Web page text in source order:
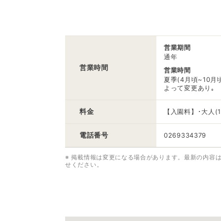
営業時間
営業期間
通年
営業時間
夏季(4月頃~10月
よって変更あり｡
料金 【入園料】･大
電話番号 0269334379
※ 掲載情報は変更になる場合があります。最新の内容
せください。